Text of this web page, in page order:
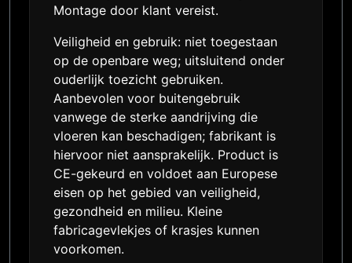
Montage door klant vereist.
Veiligheid en gebruik: niet toegestaan
op de openbare weg; uitsluitend onder
ouderlijk toezicht gebruiken.
Aanbevolen voor buitengebruik
vanwege de sterke aandrijving die
vloeren kan beschadigen; fabrikant is
hiervoor niet aansprakelijk. Product is
CE-gekeurd en voldoet aan Europese
eisen op het gebied van veiligheid,
gezondheid en milieu. Kleine
fabricagevlekjes of krasjes kunnen
voorkomen.